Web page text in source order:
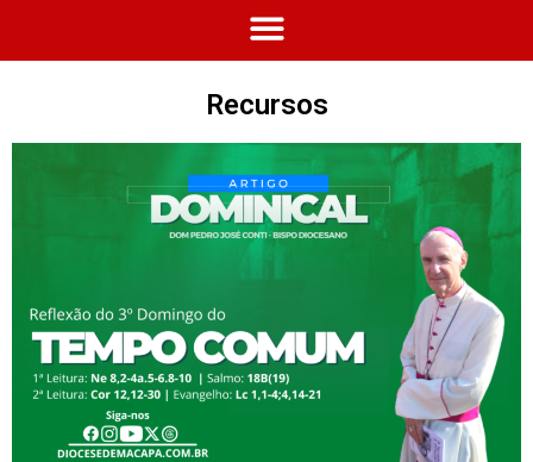
Recursos